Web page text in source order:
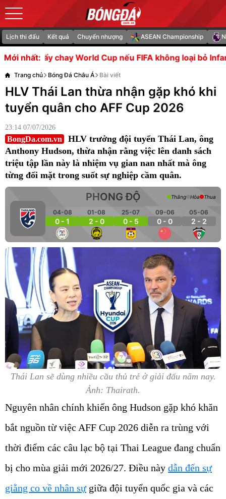
Lịch thi đấu Kết quả Chuyển nhượng ASEAN Championship
Mới nhất:Cup nếu FIFA không loại bỏ Infantino Bóc tách
Trang chủ Bóng Đá Châu Á Bài viết
HLV Thái Lan thừa nhận gặp khó khi
tuyển quân cho AFF Cup 2026
23:14 07/07/2026
BongDa.com.vn
HLV trưởng đội tuyển Thái Lan, ông
Anthony Hudson, thừa nhận rằng việc lên danh sách
triệu tập lần này là nhiệm vụ gian nan nhất mà ông
từng đối mặt trong suốt sự nghiệp cầm quân.
PHONG ĐỘ
04-08
0 - 1
01-08
2 - 0
25-07
0 - 5
09-06
0 - 0
05-06
2 - 2
Thắng Hòa Thua
Thái Lan sẽ dùng nhiều cầu thủ trẻ ở giải đấu năm nay.
Ảnh: Thairath.
Nguyên nhân chính khiến ông Hudson gặp khó khăn
bắt nguồn từ việc AFF Cup 2026 diễn ra trùng với
thời điểm các câu lạc bộ tại Thai League đang chuẩn
bị cho mùa giải mới 2026/27. Điều này dẫn đến sự
giằng co về nhân sựgiữa đội tuyển quốc gia và các